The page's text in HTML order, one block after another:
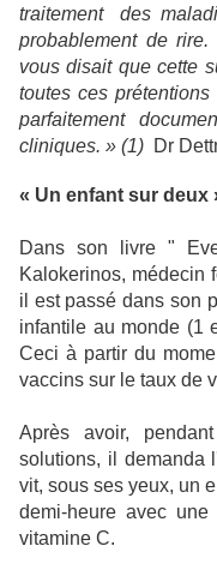
traitement des
probablement de rire.
vous disait que cette
toutes ces
parfaitement
cliniques. » (1) Dr
« Un enfant sur deux
Dans son livre "
Kalokerinos, médecin
il est passé dans son
infantile au monde (1
Ceci à partir du
vaccins sur le taux de
Après avoir,
solutions, il demanda
vit, sous ses yeux, un
demi-heure avec
vitamine C.